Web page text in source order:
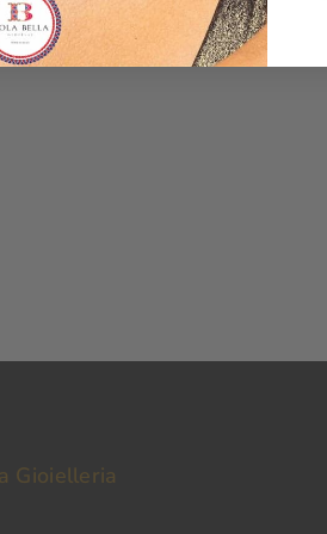
Gioielleria